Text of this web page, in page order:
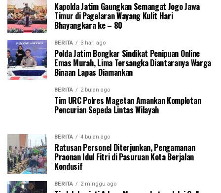
Kapolda Jatim Gaungkan Semangat Jogo Jawa
Timur di Pagelaran Wayang Kulit Hari
Bhayangkara ke – 80
BERITA 3 hari ago
Polda Jatim Bongkar Sindikat Penipuan Online
Emas Murah, Lima Tersangka Diantaranya Warga
Binaan Lapas Diamankan
BERITA 2 bulan ago
Tim URC Polres Magetan Amankan Komplotan
Pencurian Sepeda Lintas Wilayah
BERITA 4 bulan ago
Ratusan Personel Diterjunkan, Pengamanan
Praonan Idul Fitri di Pasuruan Kota Berjalan
Kondusif
BERITA 2 minggu ago